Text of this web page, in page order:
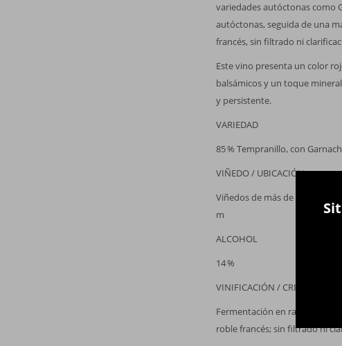
variedades autóctonas como
autóctonas, seguida de una
francés, sin filtrado ni
Este vino presenta un color
balsámicos y un toque
y persistente.
VARIEDAD
85 % Tempranillo, con
VIÑEDO / UBICACIÓN
Viñedos de más de 85 años
m
ALCOHOL
14 %
VINIFICACIÓN / CRIANZA
Fermentación en racimos
roble francés; sin filtrado ni